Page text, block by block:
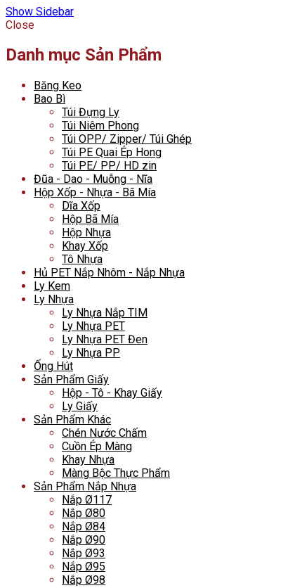
Show Sidebar
Close
Danh mục Sản Phẩm
Băng Keo
Bao Bì
Túi Đựng Ly
Túi Niêm Phong
Túi OPP/ Zipper/ Túi Ghép
Túi PE Quai Ép Hong
Túi PE/ PP/ HD zin
Đũa - Dao - Muỗng - Nĩa
Hộp Xốp - Nhựa - Bã Mía
Dĩa Xốp
Hộp Bã Mía
Hộp Nhựa
Khay Xốp
Tô Nhựa
Hủ PET Nắp Nhôm - Nắp Nhựa
Ly Kem
Ly Nhựa
Ly Nhựa Nắp TIM
Ly Nhựa PET
Ly Nhựa PET Đen
Ly Nhựa PP
Ống Hút
Sản Phẩm Giấy
Hộp - Tô - Khay Giấy
Ly Giấy
Sản Phẩm Khác
Chén Nước Chấm
Cuồn Ép Màng
Khay Nhựa
Màng Bộc Thực Phẩm
Sản Phẩm Nắp Nhựa
Nắp Ø117
Nắp Ø80
Nắp Ø84
Nắp Ø90
Nắp Ø93
Nắp Ø95
Nắp Ø98